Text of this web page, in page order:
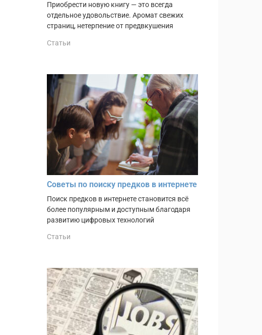
Приобрести новую книгу — это всегда
отдельное удовольствие. Аромат свежих
страниц, нетерпение от предвкушения
Статьи
Советы по поиску предков в интернете
Поиск предков в интернете становится всё
более популярным и доступным благодаря
развитию цифровых технологий
Статьи